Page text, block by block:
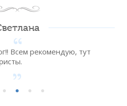
Всем рекомендую, тут